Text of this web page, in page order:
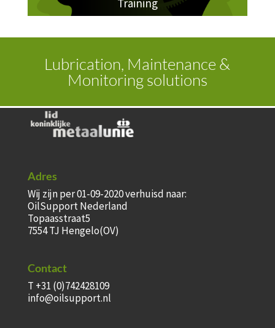
Lubrication, Maintenance &
Monitoring solutions
Adres
Wij zijn per 01-09-2020 verhuisd naar:
OilSupport Nederland
Topaasstraat5
7554 TJ Hengelo(OV)
Contact
T +31 (0)742428109
info@oilsupport.nl